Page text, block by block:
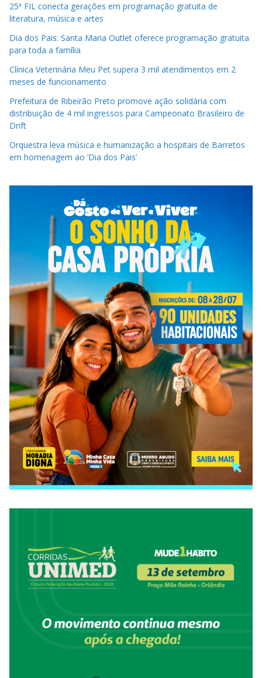
25ª FIL conecta gerações em programação gratuita de
literatura, música e artes
Dia dos Pais: Santa Maria Outlet oferece programação gratuita
para toda a família
Clínica Veterinária Meu Pet supera 3 mil atendimentos em 2
meses de funcionamento
Prefeitura de Ribeirão Preto promove ação solidária com
distribuição de 4 mil ingressos para Campeonato Brasileiro de
Drift
Orquestra leva música e humanização a hospitais de Barretos
em homenagem ao ‘Dia dos Pais’